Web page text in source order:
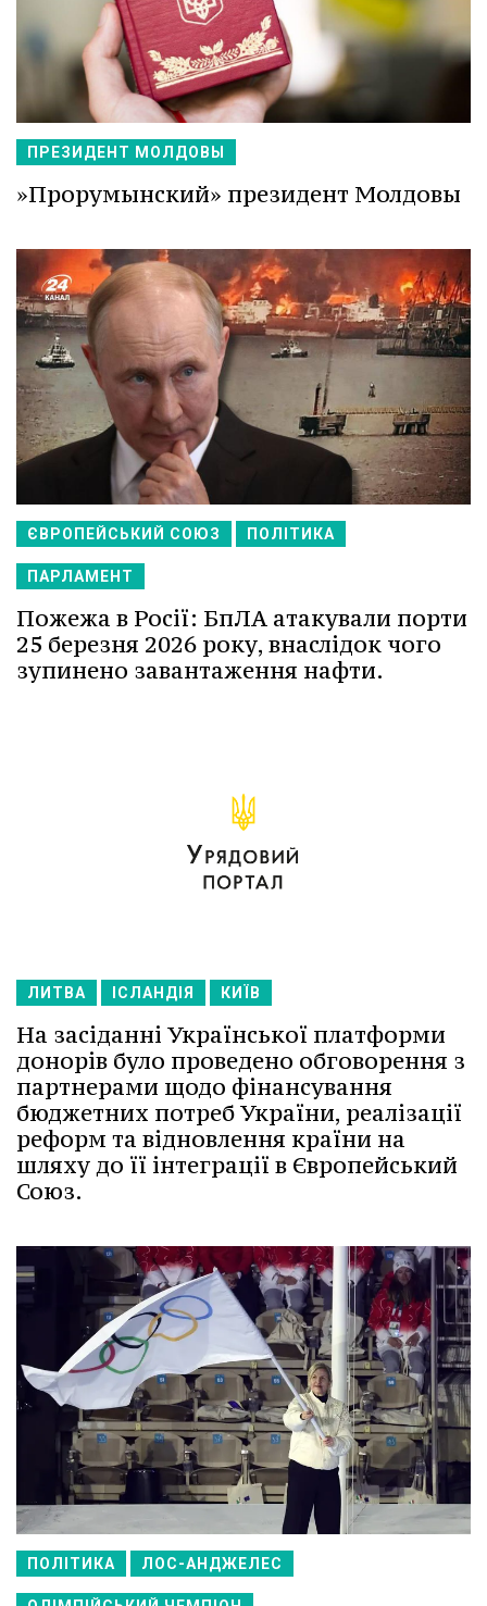
ПРЕЗИДЕНТ МОЛДОВЫ
»Прорумынский» президент Молдовы
ЄВРОПЕЙСЬКИЙ СОЮЗ ПОЛІТИКА
ПАРЛАМЕНТ
Пожежа в Росії: БпЛА атакували порти
25 березня 2026 року, внаслідок чого
зупинено завантаження нафти.
ЛИТВА ІСЛАНДІЯ КИЇВ
На засіданні Української платформи
донорів було проведено обговорення з
партнерами щодо фінансування
бюджетних потреб України, реалізації
реформ та відновлення країни на
шляху до її інтеграції в Європейський
Союз.
ПОЛІТИКА ЛОС-АНДЖЕЛЕС